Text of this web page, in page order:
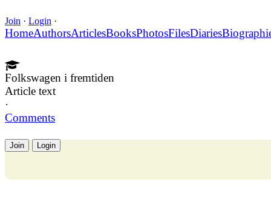
Join · Login ·
HomeAuthorsArticlesBooksPhotosFilesDiaries
Folkswagen i fremtiden
Article text
·
Comments
Join Login